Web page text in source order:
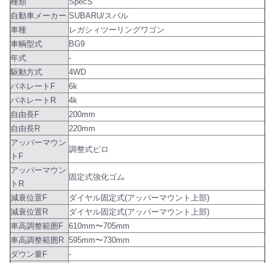
自動車メーカー SUBARU/スバル
車種
レガシィツーリングワゴン
車輌型式
BG9
年式
-
駆動方式
4WD
バネレートF
6k
バネレートR
4k
自由長F
200mm
自由長R
220mm
アッパーマウン
トF
調整式ピロ
アッパーマウン
トR
固定式強化ゴム
減衰位置F
ダイヤル固定式(アッパーマウント上部)
減衰位置R
ダイヤル固定式(アッパーマウント上部)
車高調整範囲F 610mm〜705mm
車高調整範囲R 595mm〜730mm
ダウン量F
-